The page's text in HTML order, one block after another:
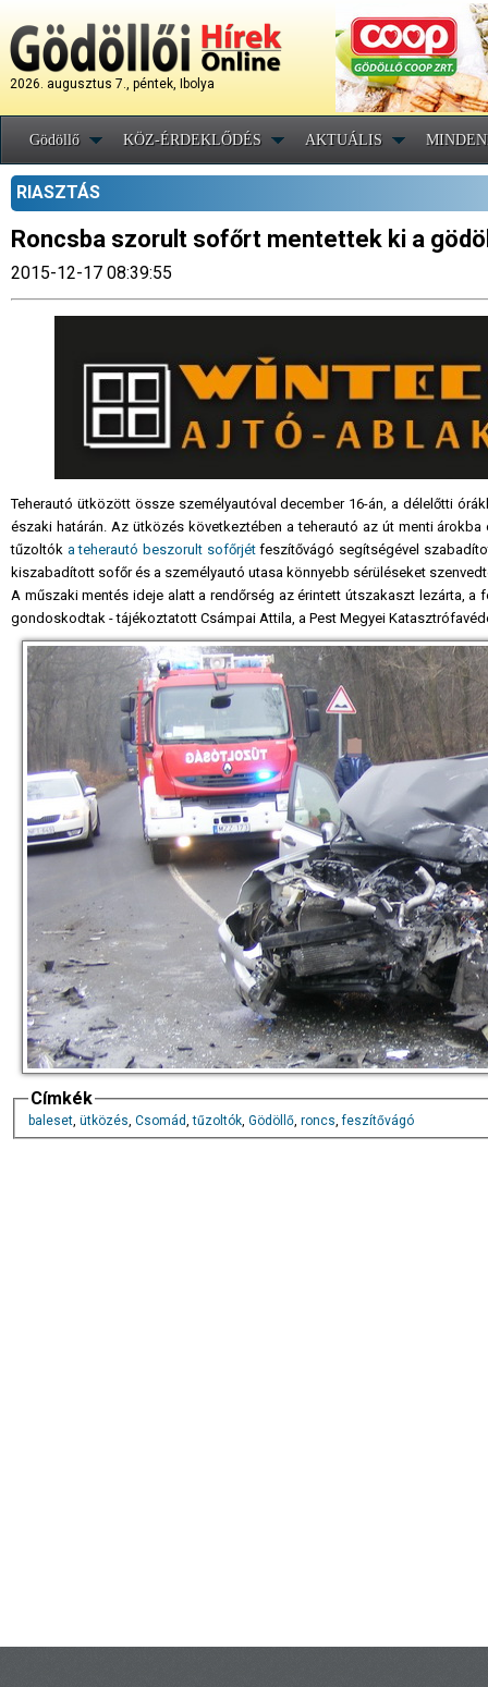
2026. augusztus 7., péntek, Ibolya
Gödöllő KÖZ-ÉRDEKLŐDÉS AKTUÁLIS
RIASZTÁS
Roncsba szorult sofőrt mentettek ki a
2015-12-17 08:39:55
Teherautó ütközött össze személyautóval december 16-án, a délelőtti
északi határán. Az ütközés következtében a teherautó az út menti
tűzoltók a teherautó beszorult sofőrjétfeszítővágó segítségével
kiszabadított sofőr és a személyautó utasa könnyebb sérüléseket
A műszaki mentés ideje alatt a rendőrség az érintett útszakaszt lezárta,
gondoskodtak - tájékoztatott Csámpai Attila, a Pest Megyei
Címkék
baleset, ütközés, Csomád,tűzoltók, Gödöllő, roncs,feszítővágó